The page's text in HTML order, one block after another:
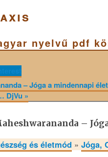
nyelvű pdf
– Jóga a mindennapi
DjVu »
–
és életmód » Jóga,